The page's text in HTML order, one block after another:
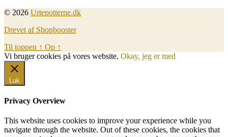
© 2026 Urtepotterne.dk
Drevet af Shopbooster
Til toppen ↑ Op ↑
Vi bruger cookies på vores website. Okay, jeg er med
Luk
Privacy Overview
This website uses cookies to improve your experience while you
navigate through the website. Out of these cookies, the cookies that